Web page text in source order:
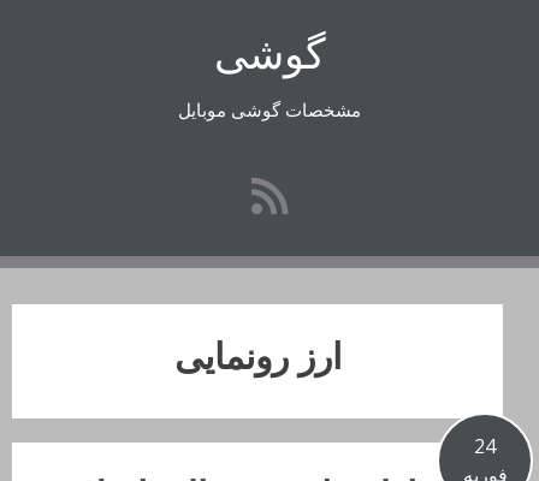
گوشی
مشخصات گوشی موبایل
ارز رونمایی
24
فوریه